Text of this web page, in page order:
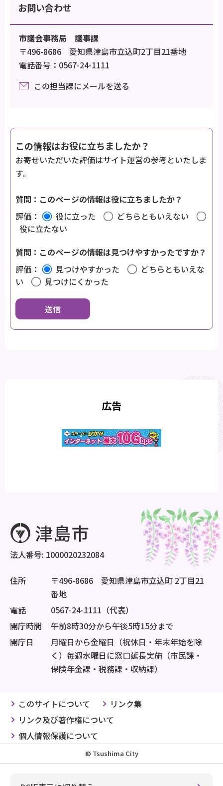
お問い合わせ
市議会事務局 議事課
〒496-8686 愛知県津島市立込町2丁目21番地
電話番号：0567-24-1111
この担当課にメールを送る
この情報はお役に立ちましたか？
お寄せいただいた評価はサイト運営の参考といたしま
す。
質問：このページの情報は役に立ちましたか？
評価：
役に立った
どちらともいえない
役に立たない
質問：このページの情報は見つけやすかったですか？
評価：
見つけやすかった
どちらともいえな
い
見つけにくかった
広告
法人番号: 1000020232084
住所
〒496-8686 愛知県津島市立込町 2丁目21
番地
電話
0567-24-1111（代表）
開庁時間
午前8時30分から午後5時15分まで
開庁日
月曜日から金曜日（祝休日・年末年始を除
く）毎週水曜日に窓口延長実施（市民課・
保険年金課・税務課・収納課）
このサイトについて
リンク集
リンク及び著作権について
個人情報保護について
© Tsushima City